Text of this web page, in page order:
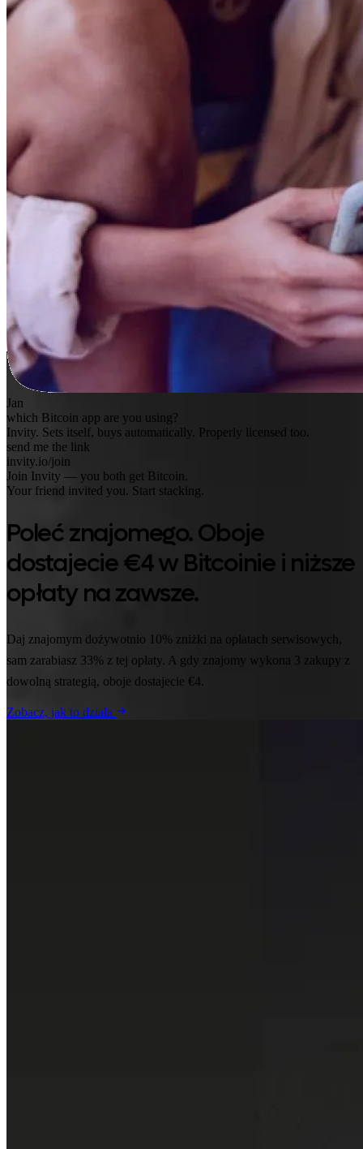
Jan
which Bitcoin app are you using?
Invity. Sets itself, buys automatically. Properly licensed too.
send me the link
invity.io/join
Join Invity — you both get Bitcoin.
Your friend invited you. Start stacking.
Poleć znajomego. Oboje
dostajecie €4 w Bitcoinie i niższe
opłaty na zawsze.
Daj znajomym dożywotnio 10% zniżki na opłatach serwisowych,
sam zarabiasz 33% z tej opłaty. A gdy znajomy wykona 3 zakupy z
dowolną strategią, oboje dostajecie €4.
Zobacz, jak to działa